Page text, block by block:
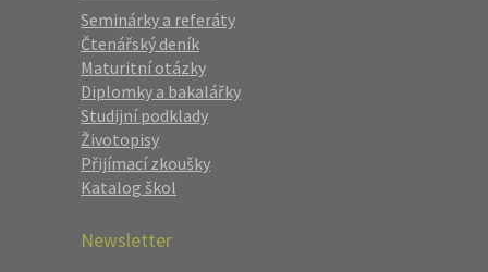
Seminárky a referáty
Čtenářský deník
Maturitní otázky
Diplomky a bakalářky
Studijní podklady
Životopisy
Přijímací zkoušky
Katalog škol
Newsletter